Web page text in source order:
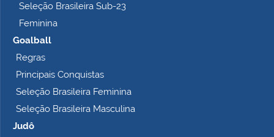
Seleção Brasileira Sub-23
Feminina
Goalball
Regras
Principais Conquistas
Seleção Brasileira Feminina
Seleção Brasileira Masculina
Judô